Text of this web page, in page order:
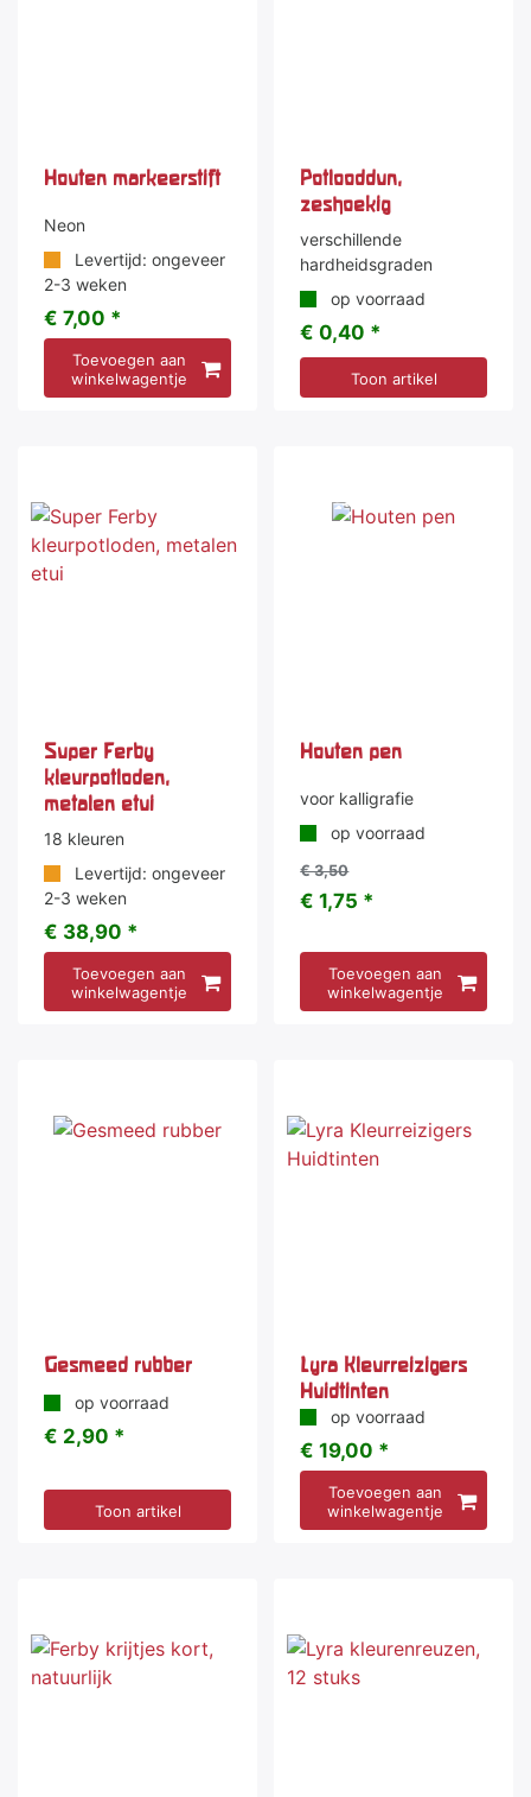
Houten markeerstift
Neon
Levertijd: ongeveer
2-3 weken
€ 7,00 *
Toevoegen aan
winkelwagentje
Potlooddun,
zeshoekig
verschillende
hardheidsgraden
op voorraad
€ 0,40 *
Toon artikel
Super Ferby
kleurpotloden,
metalen etui
18 kleuren
Levertijd: ongeveer
2-3 weken
€ 38,90 *
Toevoegen aan
winkelwagentje
-50 %
Houten pen
voor kalligrafie
op voorraad
€ 3,50
€ 1,75 *
Toevoegen aan
winkelwagentje
Gesmeed rubber
op voorraad
€ 2,90 *
Toon artikel
Lyra Kleurreizigers
Huidtinten
op voorraad
€ 19,00 *
Toevoegen aan
winkelwagentje